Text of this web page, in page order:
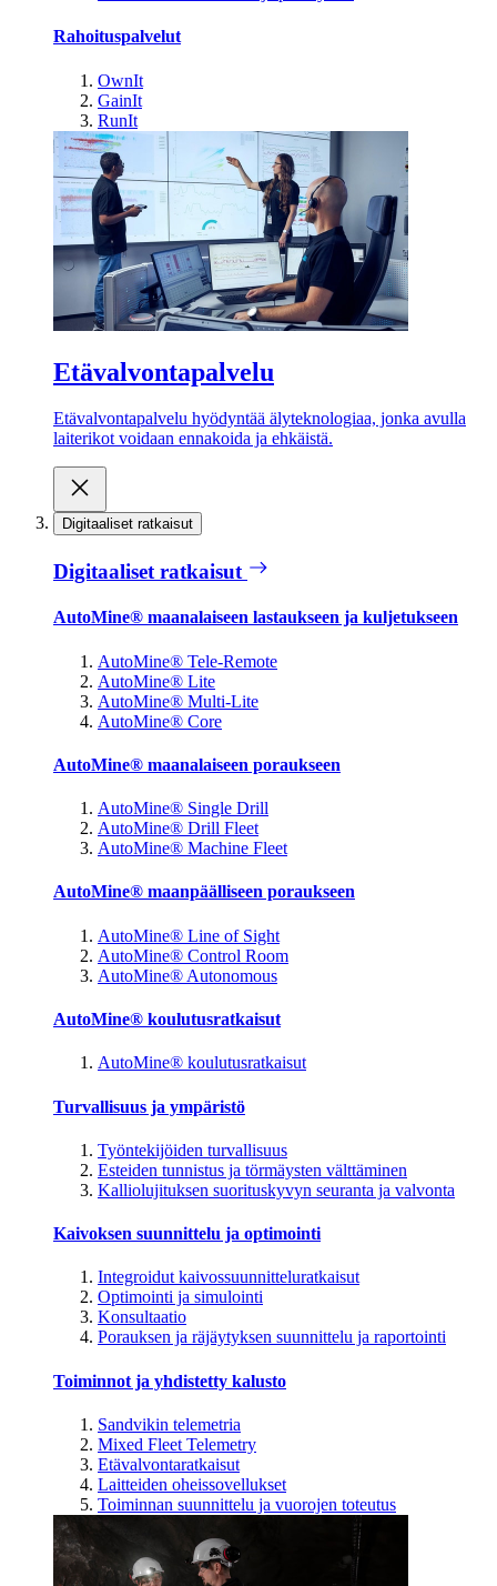
Rahoituspalvelut
OwnIt
GainIt
RunIt
Etävalvontapalvelu
Etävalvontapalvelu hyödyntää älyteknologiaa, jonka avulla
laiterikot voidaan ennakoida ja ehkäistä.
Digitaaliset ratkaisut
Digitaaliset ratkaisut
AutoMine® maanalaiseen lastaukseen ja kuljetukseen
AutoMine® Tele-Remote
AutoMine® Lite
AutoMine® Multi-Lite
AutoMine® Core
AutoMine® maanalaiseen poraukseen
AutoMine® Single Drill
AutoMine® Drill Fleet
AutoMine® Machine Fleet
AutoMine® maanpäälliseen poraukseen
AutoMine® Line of Sight
AutoMine® Control Room
AutoMine® Autonomous
AutoMine® koulutusratkaisut
AutoMine® koulutusratkaisut
Turvallisuus ja ympäristö
Työntekijöiden turvallisuus
Esteiden tunnistus ja törmäysten välttäminen
Kalliolujituksen suorituskyvyn seuranta ja valvonta
Kaivoksen suunnittelu ja optimointi
Integroidut kaivossuunnitteluratkaisut
Optimointi ja simulointi
Konsultaatio
Porauksen ja räjäytyksen suunnittelu ja raportointi
Toiminnot ja yhdistetty kalusto
Sandvikin telemetria
Mixed Fleet Telemetry
Etävalvontaratkaisut
Laitteiden oheissovellukset
Toiminnan suunnittelu ja vuorojen toteutus